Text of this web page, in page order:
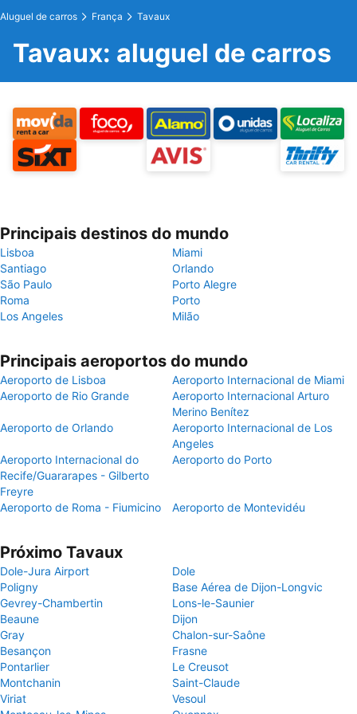
Aluguel de carros França Tavaux
Tavaux: aluguel de carros
Principais destinos do mundo
Lisboa
Miami
Santiago
Orlando
São Paulo
Porto Alegre
Roma
Porto
Los Angeles
Milão
Principais aeroportos do mundo
Aeroporto de Lisboa
Aeroporto Internacional de Miami
Aeroporto de Rio Grande
Aeroporto Internacional Arturo
Merino Benítez
Aeroporto de Orlando
Aeroporto Internacional de Los
Angeles
Aeroporto Internacional do
Recife/Guararapes - Gilberto
Freyre
Aeroporto do Porto
Aeroporto de Roma - Fiumicino Aeroporto de Montevidéu
Próximo Tavaux
Dole-Jura Airport
Dole
Poligny
Base Aérea de Dijon-Longvic
Gevrey-Chambertin
Lons-le-Saunier
Beaune
Dijon
Gray
Chalon-sur-Saône
Besançon
Frasne
Pontarlier
Le Creusot
Montchanin
Saint-Claude
Viriat
Vesoul